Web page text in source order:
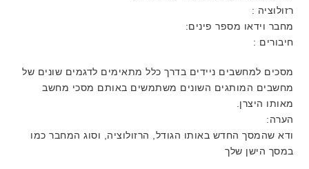
רזולוציה :
מחבר וידאו מספר פינים:
חיבורים :
מסכים למחשבים ניידים בדרך כלל מתאימים לדגמים שונים של
מחשבים המותגים השונים משתמשים באותם מסכי מחשב
מאותו היצרן.
הערה:
ודא שהמסך החדש באותו הגודל, הרזולוציה, וסוג המחבר כמו
במסך הישן שלך